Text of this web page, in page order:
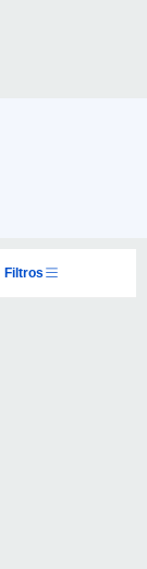
Filtros